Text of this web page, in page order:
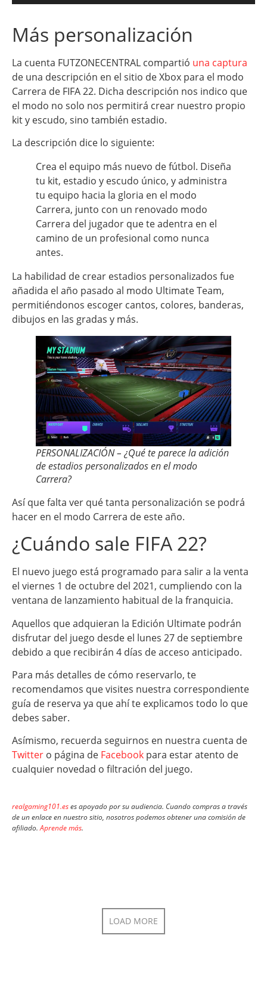
Más personalización
La cuenta FUTZONECENTRAL compartió una captura
de una descripción en el sitio de Xbox para el modo
Carrera de FIFA 22. Dicha descripción nos indico que
el modo no solo nos permitirá crear nuestro propio
kit y escudo, sino también estadio.
La descripción dice lo siguiente:
Crea el equipo más nuevo de fútbol. Diseña
tu kit, estadio y escudo único, y administra
tu equipo hacia la gloria en el modo
Carrera, junto con un renovado modo
Carrera del jugador que te adentra en el
camino de un profesional como nunca
antes.
La habilidad de crear estadios personalizados fue
añadida el año pasado al modo Ultimate Team,
permitiéndonos escoger cantos, colores, banderas,
dibujos en las gradas y más.
PERSONALIZACIÓN – ¿Qué te parece la adición
de estadios personalizados en el modo
Carrera?
Así que falta ver qué tanta personalización se podrá
hacer en el modo Carrera de este año.
¿Cuándo sale FIFA 22?
El nuevo juego está programado para salir a la venta
el viernes 1 de octubre del 2021, cumpliendo con la
ventana de lanzamiento habitual de la franquicia.
Aquellos que adquieran la Edición Ultimate podrán
disfrutar del juego desde el lunes 27 de septiembre
debido a que recibirán 4 días de acceso anticipado.
Para más detalles de cómo reservarlo, te
recomendamos que visites nuestra correspondiente
guía de reserva ya que ahí te explicamos todo lo que
debes saber.
Asímismo, recuerda seguirnos en nuestra cuenta de
Twitter o página de Facebook para estar atento de
cualquier novedad o filtración del juego.
realgaming101.eses apoyado por su audiencia. Cuando compras a través
de un enlace en nuestro sitio, nosotros podemos obtener una comisión de
afiliado.Aprende más.
LOAD MORE